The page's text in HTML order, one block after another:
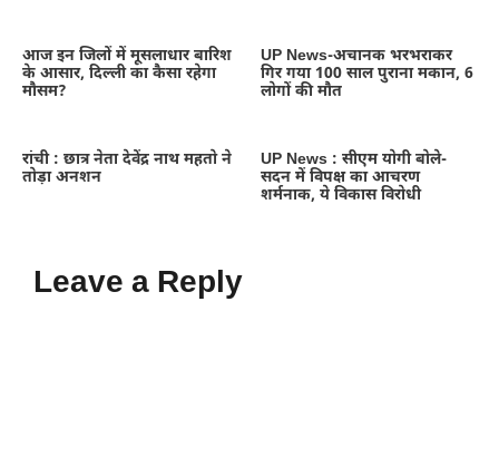
आज इन जिलों में मूसलाधार बारिश
के आसार, दिल्ली का कैसा रहेगा
मौसम?
UP News-अचानक भरभराकर
गिर गया 100 साल पुराना मकान, 6
लोगों की मौत
रांची : छात्र नेता देवेंद्र नाथ महतो ने
तोड़ा अनशन
UP News : सीएम योगी बोले-
सदन में विपक्ष का आचरण
शर्मनाक, ये विकास विरोधी
Leave a Reply